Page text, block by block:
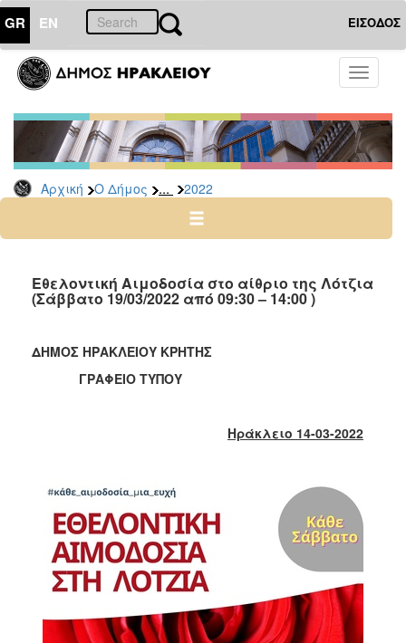
GR EN ΕΙΣΟΔΟΣ
Toggle
Αρχική Ο Δήμος ... 2022
ΔΗΜΟΣ
Δελτία
Τύπου
Αρχείο
2026
2024
2022
2020
2019
2015
2013
2012
2011
2010
2006
Εθελοντική Αιμοδοσία στο αίθριο της Λότζια
(Σάββατο 19/03/2022 από 09:30 – 14:00 )
ΔΗΜΟΣ ΗΡΑΚΛΕΙΟΥ ΚΡΗΤΗΣ
ΓΡΑΦΕΙΟ ΤΥΠΟΥ
Ηράκλειο 14-03-2022